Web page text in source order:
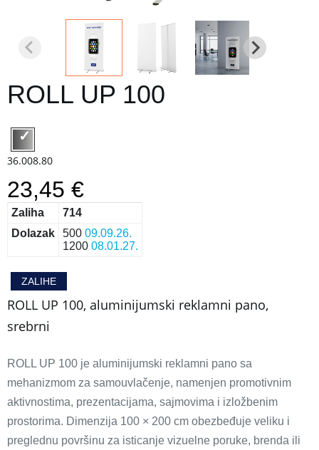
ROLL UP 100
36.008.80
23,45 €
Zaliha
714
Dolazak
500 09.09.26.
1200 08.01.27.
ZALIHE
ROLL UP 100, aluminijumski reklamni pano,
srebrni
ROLL UP 100 je aluminijumski reklamni pano sa
mehanizmom za samouvlačenje, namenjen promotivnim
aktivnostima, prezentacijama, sajmovima i izložbenim
prostorima. Dimenzija 100 × 200 cm obezbeđuje veliku i
preglednu površinu za isticanje vizuelne poruke, brenda ili